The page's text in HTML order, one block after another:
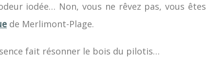
iodée… Non, vous ne rêvez pas, vous êtes
de Merlimont-Plage.
fait résonner le bois du pilotis…